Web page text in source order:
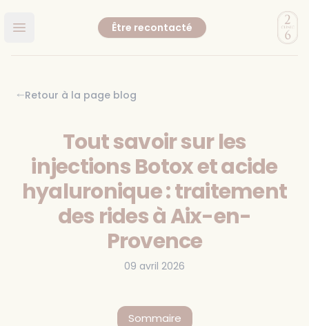
Ouvrir le menu principalÊtre recontacté
Clinic
Retour à la page blog
Tout savoir sur les
injections Botox et acide
hyaluronique : traitement
des rides à Aix-en-
Provence
09 avril 2026
Sommaire